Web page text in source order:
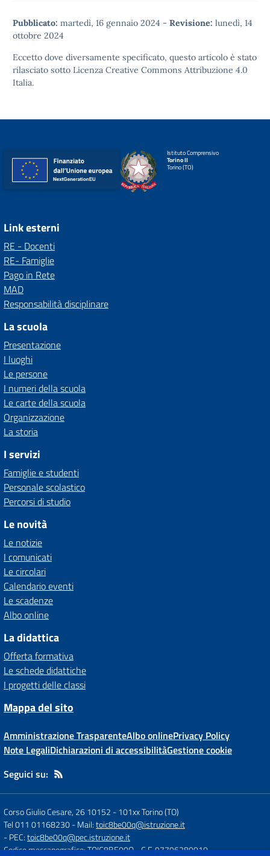
Pubblicato: martedì, 16 gennaio 2024 - Revisione: lunedì, 14
ottobre 2024
Eccetto dove diversamente specificato, questo articolo è stato
rilasciato sotto Licenza Creative Commons Attribuzione 4.0
Italia.
Istituto Comprensivo
Torino II
Torino (TO)
Link esterni
RE - Docenti
RE- Famiglie
Pago in Rete
MAD
Responsabilità disciplinare
La scuola
Presentazione
I luoghi
Le persone
I numeri della scuola
Le carte della scuola
Organizzazione
La storia
I servizi
Famiglie e studenti
Personale scolastico
Percorsi di studio
Le novità
Le notizie
I comunicati
Le circolari
Calendario eventi
Le scadenze
Albo online
La didattica
Offerta formativa
Le schede didattiche
I progetti delle classi
Mappa del sito
Amministrazione TrasparenteAlbo onlinePrivacy Policy
Note LegaliDichiarazioni di accessibilitàGestione cookie
Seguici su:
Corso Giulio Cesare, 26 10152 -101xx Torino (TO)
Tel 011 01168230- Mail:toic8be00q@istruzione.it
- PEC:toic8be00q@pec.istruzione.it
Codice meccanografico: TOIC8BE00Q- C.F. 97796280010